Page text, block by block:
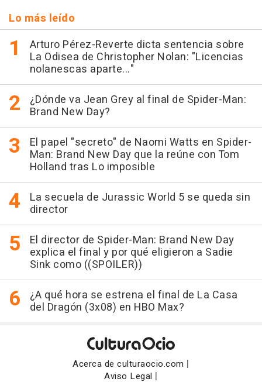
Lo más leído
Arturo Pérez-Reverte dicta sentencia sobre
La Odisea de Christopher Nolan: "Licencias
nolanescas aparte..."
¿Dónde va Jean Grey al final de Spider-Man:
Brand New Day?
El papel "secreto" de Naomi Watts en Spider-
Man: Brand New Day que la reúne con Tom
Holland tras Lo imposible
La secuela de Jurassic World 5 se queda sin
director
El director de Spider-Man: Brand New Day
explica el final y por qué eligieron a Sadie
Sink como ((SPOILER))
¿A qué hora se estrena el final de La Casa
del Dragón (3x08) en HBO Max?
Acerca de culturaocio.com |
Aviso Legal |